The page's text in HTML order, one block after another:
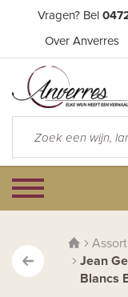
Vragen? Bel
Over Anverres
Jean
Blancs